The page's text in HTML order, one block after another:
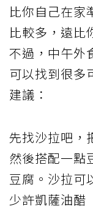
比你自己在家
比較多，遠比
不過，中午外
可以找到很多
建議：
先找沙拉吧，
然後搭配一點
豆腐。沙拉可
少許凱薩油醋